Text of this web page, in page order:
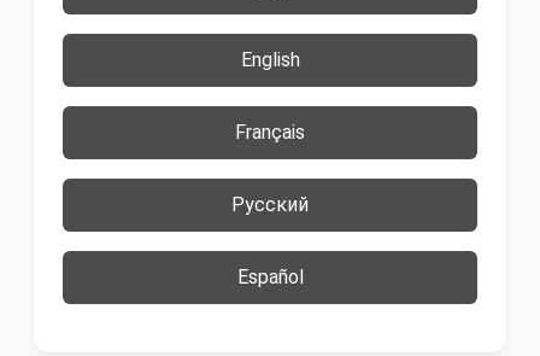
English
Français
Русский
Español